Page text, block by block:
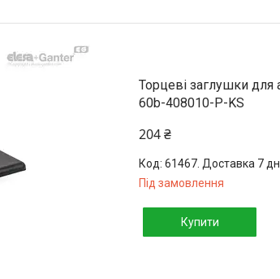
Торцеві заглушки для
60b-408010-P-KS
204 ₴
61467. Доставка 7
Під замовлення
Купити